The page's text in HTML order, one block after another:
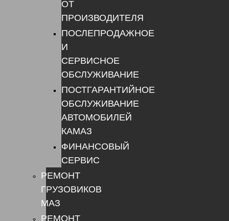
ОТ
ПРОИЗВОДИТЕЛЯ
ПОСЛЕПРОДАЖНОЕ
И
СЕРВИСНОЕ
ОБСЛУЖИВАНИЕ
ПОСТГАРАНТИЙНОЕ
ОБСЛУЖИВАНИЕ
АВТОМОБИЛЕЙ
КАМАЗ
ФИНАНСОВЫЙ
СЕРВИС
РЕМОНТ
ГРУЗОВИКОВ
МАЗ
РЕМОНТ